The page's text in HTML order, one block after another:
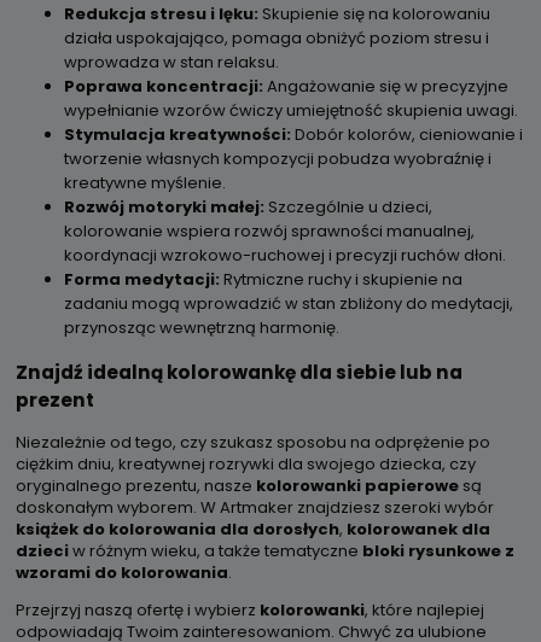
Redukcja stresu i lęku: Skupienie się na kolorowaniu
działa uspokajająco, pomaga obniżyć poziom stresu i
wprowadza w stan relaksu.
Poprawa koncentracji: Angażowanie się w precyzyjne
wypełnianie wzorów ćwiczy umiejętność skupienia uwagi.
Stymulacja kreatywności: Dobór kolorów, cieniowanie i
tworzenie własnych kompozycji pobudza wyobraźnię i
kreatywne myślenie.
Rozwój motoryki małej: Szczególnie u dzieci,
kolorowanie wspiera rozwój sprawności manualnej,
koordynacji wzrokowo-ruchowej i precyzji ruchów dłoni.
Forma medytacji: Rytmiczne ruchy i skupienie na
zadaniu mogą wprowadzić w stan zbliżony do medytacji,
przynosząc wewnętrzną harmonię.
Znajdź idealną kolorowankę dla siebie lub na
prezent
Niezależnie od tego, czy szukasz sposobu na odprężenie po
ciężkim dniu, kreatywnej rozrywki dla swojego dziecka, czy
oryginalnego prezentu, nasze kolorowanki papierowe są
doskonałym wyborem. W Artmaker znajdziesz szeroki wybór
książek do kolorowania dla dorosłych, kolorowanek dla
dzieciw różnym wieku, a także tematyczne bloki rysunkowe z
wzorami do kolorowania.
Przejrzyj naszą ofertę i wybierz kolorowanki, które najlepiej
odpowiadają Twoim zainteresowaniom. Chwyć za ulubione